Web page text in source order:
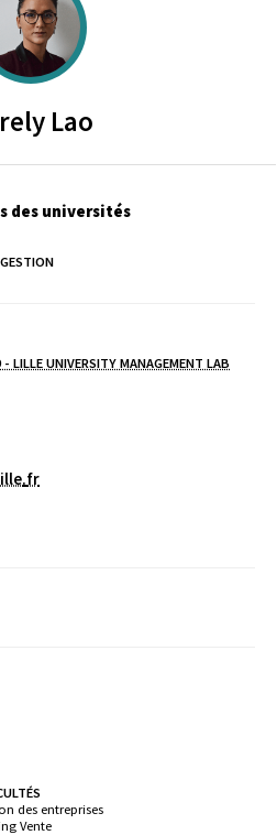
Lao
des universités
- LILLE UNIVERSITY MANAGEMENT LAB
.fr
( Nouvelle fenêtre)
des entreprises
Vente